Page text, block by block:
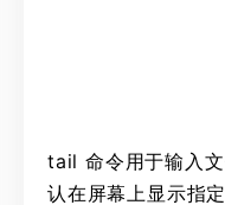
tail 命令用于输入
认在屏幕上显示指